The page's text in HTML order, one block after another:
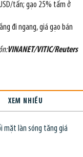
tấn; gạo 25% tấm ở
đi ngang, giá gạo bán
VINANET/VITIC/Reuters
XEM NHIỀU
mặt làn sóng tăng giá